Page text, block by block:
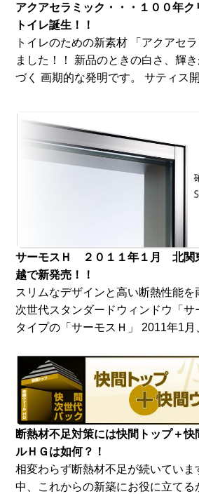
アクアセラミック・・・１００年ク
トイレ誕生！！
トイレのための新素材 「アクアセ
ました！！ 新品のときの白さ、輝
づく 画期的な発明です。 サティス
サーモスＨ ２０１１年１月 北関
越で新発売！！
スリムなデザインと高い断熱性能
次世代スタンダードウィンドウ「サ
タイプの「サーモスＨ」 2011年1月
断熱材不足対策には快間トップ＋快
ルＨＧは如何？！
相変わらず断熱材不足が続いていま
中、これからの新築にお役に立てる